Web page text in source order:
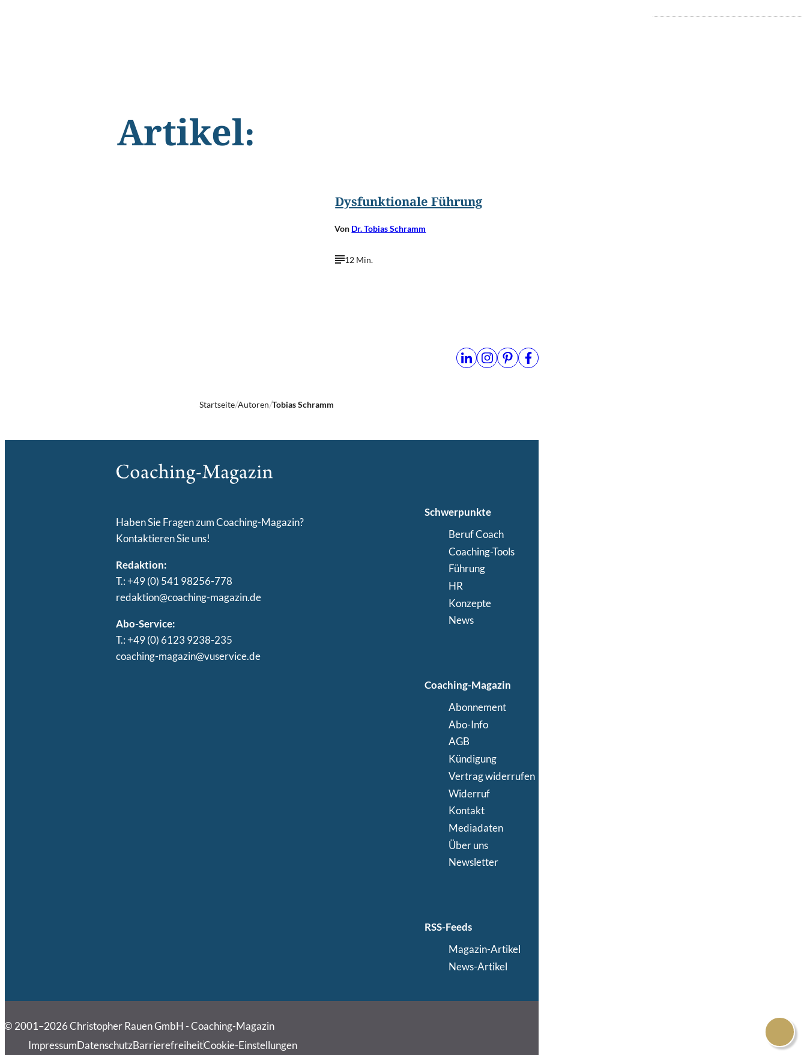
Artikel:
Dysfunktionale Führung
Von Dr. Tobias Schramm
12 Min.
Startseite Autoren Tobias Schramm
Haben Sie Fragen zum Coaching-Magazin?
Kontaktieren Sie uns!
Redaktion:
T.: +49 (0) 541 98256-778
redaktion@coaching-magazin.de
Abo-Service:
T.: +49 (0) 6123 9238-235
coaching-magazin@vuservice.de
Schwerpunkte
Beruf Coach
Coaching-Tools
Führung
HR
Konzepte
News
Coaching-Magazin
Abonnement
Abo-Info
AGB
Kündigung
Vertrag widerrufen
Widerruf
Kontakt
Mediadaten
Über uns
Newsletter
RSS-Feeds
Magazin-Artikel
News-Artikel
© 2001–2026 Christopher Rauen GmbH - Coaching-Magazin
ImpressumDatenschutzBarrierefreiheitCookie-Einstellungen